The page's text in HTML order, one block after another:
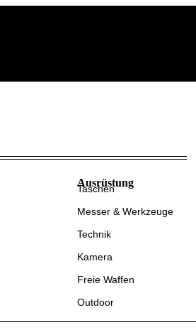
Ausrüstung
Taschen
Messer & Werkzeuge
Technik
Kamera
Freie Waffen
Outdoor